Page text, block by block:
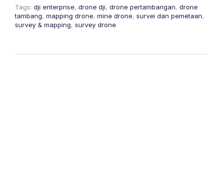
Tags: dji enterprise, drone dji, drone pertambangan, drone
tambang, mapping drone, mine drone, survei dan pemetaan,
survey & mapping, survey drone